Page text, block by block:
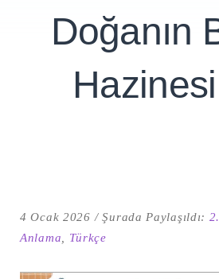
Doğanın
4 Ocak 2026 Şurada Paylaşıldı:
Anlama
Türkçe